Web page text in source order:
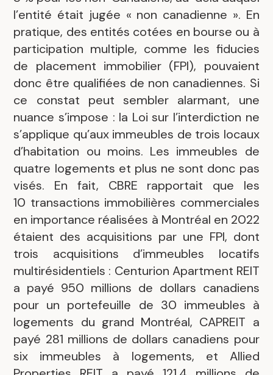
l’entité était jugée « non canadienne ». En
pratique, des entités cotées en bourse ou à
participation multiple, comme les fiducies
de placement immobilier (FPI), pouvaient
donc être qualifiées de non canadiennes. Si
ce constat peut sembler alarmant, une
nuance s’impose : la Loi sur l’interdiction ne
s’applique qu’aux immeubles de trois locaux
d’habitation ou moins. Les immeubles de
quatre logements et plus ne sont donc pas
visés. En fait, CBRE rapportait que les
10 transactions immobilières commerciales
en importance réalisées à Montréal en 2022
étaient des acquisitions par une FPI, dont
trois acquisitions d’immeubles locatifs
multirésidentiels : Centurion Apartment REIT
a payé 950 millions de dollars canadiens
pour un portefeuille de 30 immeubles à
logements du grand Montréal, CAPREIT a
payé 281 millions de dollars canadiens pour
six immeubles à logements, et Allied